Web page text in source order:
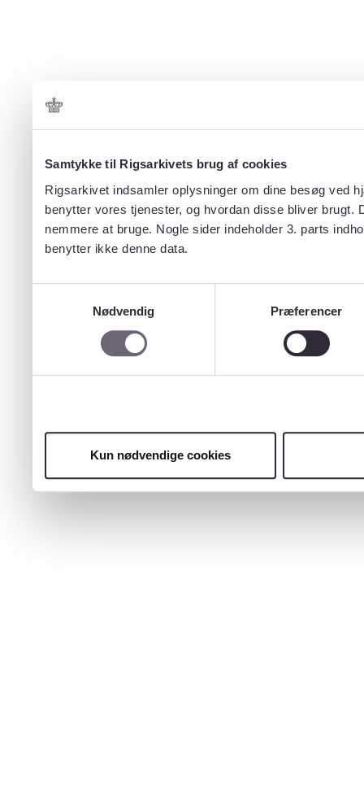
Samtykke til Rigsarkivets brug af cookies
Rigsarkivet indsamler oplysninger om dine besøg ved
benytter vores tjenester, og hvordan disse bliver
nemmere at bruge. Nogle sider indeholder 3. parts
benytter ikke denne data.
Nødvendig
Præferencer
Kun nødvendige cookies